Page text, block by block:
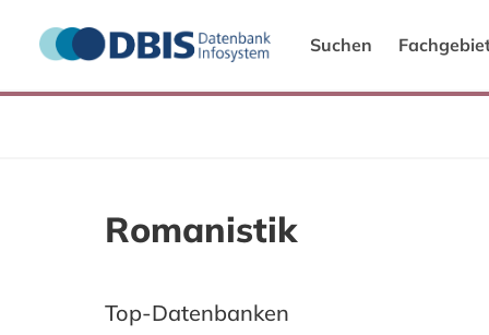
Suchen
Romanistik
Top-Datenbanken